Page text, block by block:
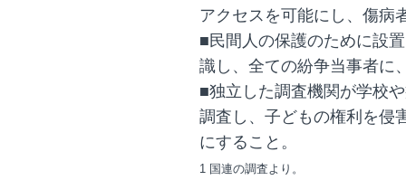
アクセスを可能にし、傷病
■民間人の保護のために設
識し、全ての紛争当事者に
■独立した調査機関が学校
調査し、子どもの権利を侵
にすること。
1 国連の調査より。